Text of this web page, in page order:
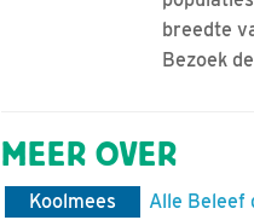
breedte
Bezoek
MEER OVER
Koolmees Alle Beleef